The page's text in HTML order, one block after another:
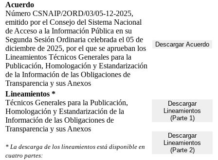
Acuerdo
Número CSNAIP/2ORD/03/05-12-2025,
emitido por el Consejo del Sistema Nacional
de Acceso a la Información Pública en su
Segunda Sesión Ordinaria celebrada el 05 de
diciembre de 2025, por el que se aprueban los
Lineamientos Técnicos Generales para la
Publicación, Homologación y Estandarización
de la Información de las Obligaciones de
Transparencia y sus Anexos
Descargar Acuerdo
Lineamientos *
Técnicos Generales para la Publicación,
Homologación y Estandarización de la
Información de las Obligaciones de
Transparencia y sus Anexos
* La descarga de los lineamientos está disponible en
cuatro partes:
Descargar
Lineamientos
(Parte 1)
Descargar
Lineamientos
(Parte 2)